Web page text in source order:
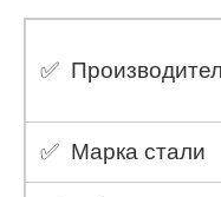
✅
✅ Марка стали